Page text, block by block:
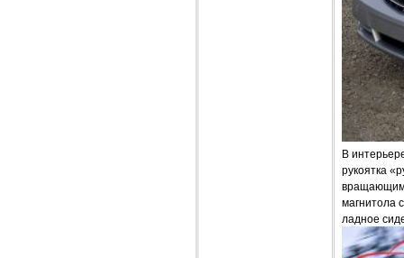
В
рукоятка
магнитола
ладное